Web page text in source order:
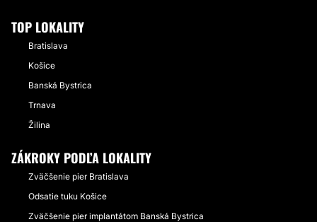
TOP LOKALITY
Bratislava
Košice
Banská Bystrica
Trnava
Žilina
ZÁKROKY PODĽA LOKALITY
Zväčšenie pier Bratislava
Odsatie tuku Košice
Zväčšenie pier implantátom Banská Bystrica